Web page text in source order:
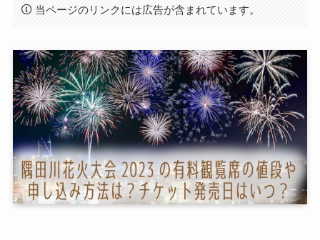
当ページのリンクには広告が含まれています。